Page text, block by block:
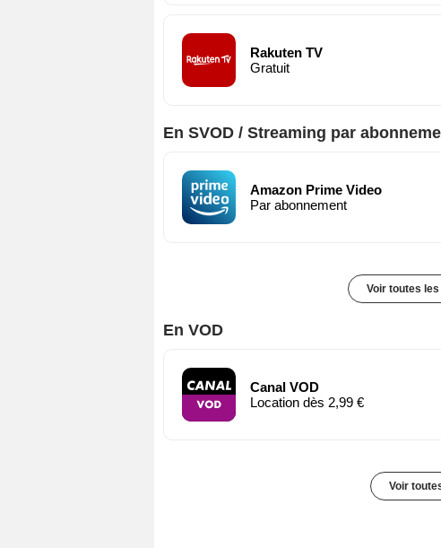
Rakuten TV
Gratuit
En SVOD / Streaming par
Amazon Prime Video
Par abonnement
Voir toutes
En VOD
Canal VOD
Location dès 2,99 €
Voir